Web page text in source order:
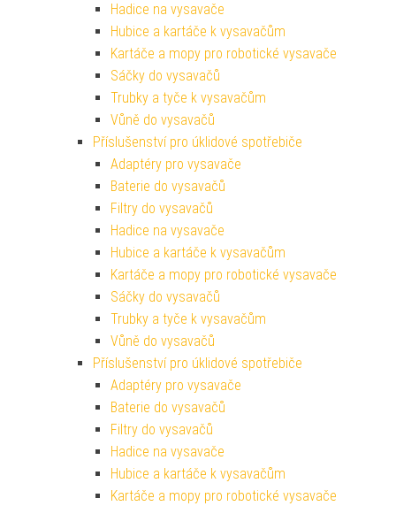
Hadice na vysavače
Hubice a kartáče k vysavačům
Kartáče a mopy pro robotické vysavače
Sáčky do vysavačů
Trubky a tyče k vysavačům
Vůně do vysavačů
Příslušenství pro úklidové spotřebiče
Adaptéry pro vysavače
Baterie do vysavačů
Filtry do vysavačů
Hadice na vysavače
Hubice a kartáče k vysavačům
Kartáče a mopy pro robotické vysavače
Sáčky do vysavačů
Trubky a tyče k vysavačům
Vůně do vysavačů
Příslušenství pro úklidové spotřebiče
Adaptéry pro vysavače
Baterie do vysavačů
Filtry do vysavačů
Hadice na vysavače
Hubice a kartáče k vysavačům
Kartáče a mopy pro robotické vysavače